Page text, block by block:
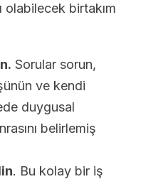
olabilecek birtakım
Sorular sorun,
ve kendi
duygusal
belirlemiş
. Bu kolay bir iş